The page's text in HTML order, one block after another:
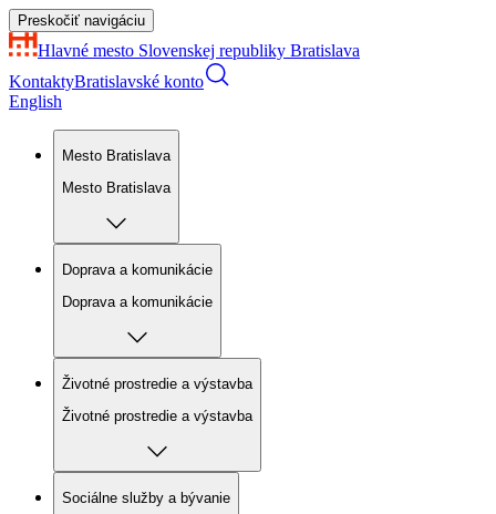
Preskočiť navigáciu
Hlavné mesto Slovenskej republiky Bratislava
KontaktyBratislavské konto
English
Mesto Bratislava
Mesto Bratislava
Doprava a komunikácie
Doprava a komunikácie
Životné prostredie a výstavba
Životné prostredie a výstavba
Sociálne služby a bývanie